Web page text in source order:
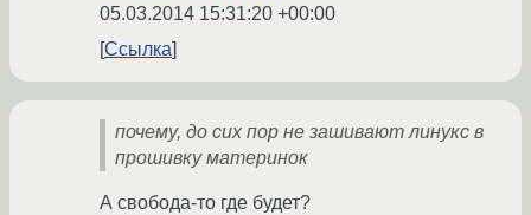
05.03.2014 15:31:20 +00:00
Ссылка
почему, до сих пор не зашивают линукс в
прошивку материнок
А свобода-то где будет?